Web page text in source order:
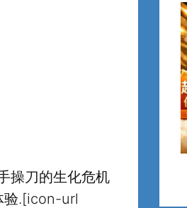
操刀的生化危机
验.[icon-url